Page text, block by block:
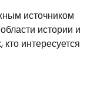
источником
истории и
интересуется